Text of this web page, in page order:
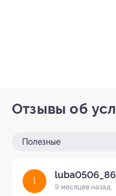
Отзывы об
Полезные
l
9 месяцев назад